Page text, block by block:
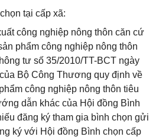
tại cấp xã:
công nghiệp nông thôn căn cứ
phẩm công nghiệp nông thôn
tư số 35/2010/TT-BCT ngày
Bộ Công Thương quy định về
công nghiệp nông thôn tiêu
dẫn khác của Hội đồng Bình
đăng ký tham gia bình chọn gửi
ký với Hội đồng Bình chọn cấp